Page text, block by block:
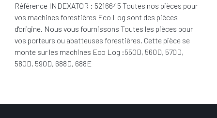
Référence INDEXATOR : 5216645 Toutes nos pièces pour
vos machines forestières Eco Log sont des pièces
d'origine. Nous vous fournissons Toutes les pièces pour
vos porteurs ou abatteuses forestières. Cette pièce se
monte sur les machines Eco Log :550D, 560D, 570D,
580D, 590D, 688D, 688E